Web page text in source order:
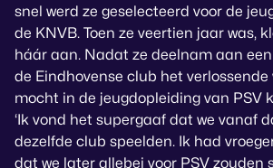
snel werd ze geselecteerd voor de
de KNVB. Toen ze veertien jaar was,
háár aan. Nadat ze deelnam aan
de Eindhovense club het verlossende
mocht in de jeugdopleiding van PSV
‘Ik vond het supergaaf dat we vanaf
dezelfde club speelden. Ik had
dat we later allebei voor PSV zouden